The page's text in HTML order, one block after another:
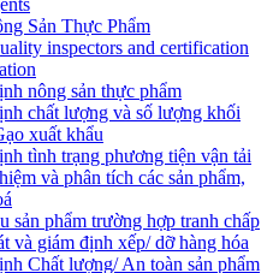
Sản Thực Phẩm
inspectors and certification
nông sản thực phẩm
chất lượng và số lượng khối
xuất khẩu
tình trạng phương tiện vận tải
và phân tích các sản phẩm,
sản phẩm trường hợp tranh chấp
và giám định xếp/ dỡ hàng hóa
Chất lượng/ An toàn sản phẩm